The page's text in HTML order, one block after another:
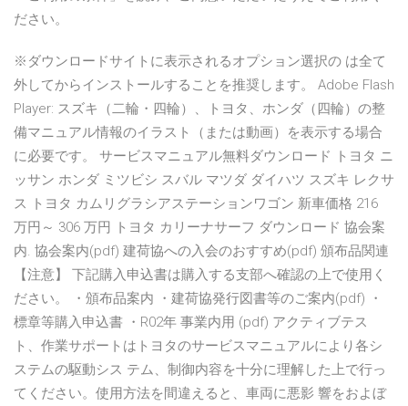
ださい。
※ダウンロードサイトに表示されるオプション選択の は全て
外してからインストールすることを推奨します。 Adobe Flash
Player: スズキ（二輪・四輪）、トヨタ、ホンダ（四輪）の整
備マニュアル情報のイラスト（または動画）を表示する場合
に必要です。 サービスマニュアル無料ダウンロード トヨタ ニ
ッサン ホンダ ミツビシ スバル マツダ ダイハツ スズキ レクサ
ス トヨタ カムリグラシアステーションワゴン 新車価格 216
万円～ 306 万円 トヨタ カリーナサーフ ダウンロード 協会案
内. 協会案内(pdf) 建荷協への入会のおすすめ(pdf) 頒布品関連
【注意】 下記購入申込書は購入する支部へ確認の上で使用く
ださい。 ・頒布品案内 ・建荷協発行図書等のご案内(pdf) ・
標章等購入申込書 ・R02年 事業内用 (pdf) アクティブテス
ト、作業サポートはトヨタのサービスマニュアルにより各シ
ステムの駆動シス テム、制御内容を十分に理解した上で行っ
てください。使用方法を間違えると、車両に悪影 響をおよぼ